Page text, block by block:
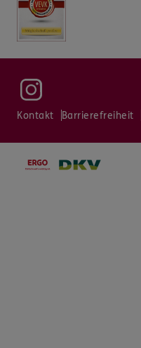
Kontakt Barrierefreiheit